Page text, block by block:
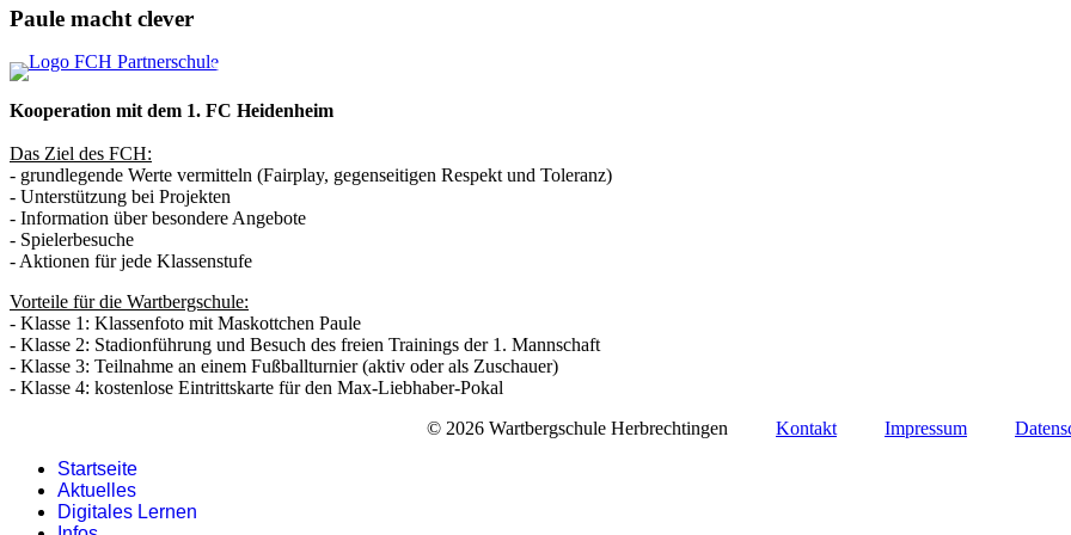
Paule macht clever
Kooperation mit dem 1. FC Heidenheim
Das Ziel des FCH:
- grundlegende Werte vermitteln (Fairplay, gegenseitigen Respekt und Toleranz)
- Unterstützung bei Projekten
- Information über besondere Angebote
- Spielerbesuche
- Aktionen für jede Klassenstufe
Vorteile für die Wartbergschule:
- Klasse 1: Klassenfoto mit Maskottchen Paule
- Klasse 2: Stadionführung und Besuch des freien Trainings der 1. Mannschaft
- Klasse 3: Teilnahme an einem Fußballturnier (aktiv oder als Zuschauer)
- Klasse 4: kostenlose Eintrittskarte für den Max-Liebhaber-Pokal
© 2026 Wartbergschule Herbrechtingen Kontakt Impressum
Startseite
Aktuelles
Digitales Lernen